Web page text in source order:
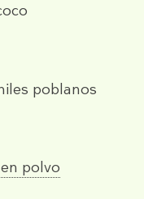
poblanos
polvo